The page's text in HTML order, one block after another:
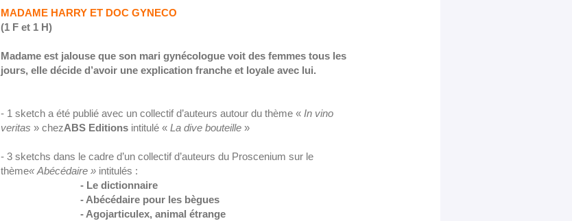
MADAME HARRY ET DOC GYNECO
(1 F et 1 H)
Madame est jalouse que son mari gynécologue voit des femmes tous les
jours, elle décide d’avoir une explication franche et loyale avec lui.
- 1 sketch a été publié avec un collectif d’auteurs autour du thème « In vino
veritas » chezABS Editionsintitulé « La dive bouteille»
- 3 sketchs dans le cadre d’un collectif d’auteurs du Proscenium sur le
thème« Abécédaire »intitulés :
- Le dictionnaire
- Abécédaire pour les bègues
- Agojarticulex, animal étrange